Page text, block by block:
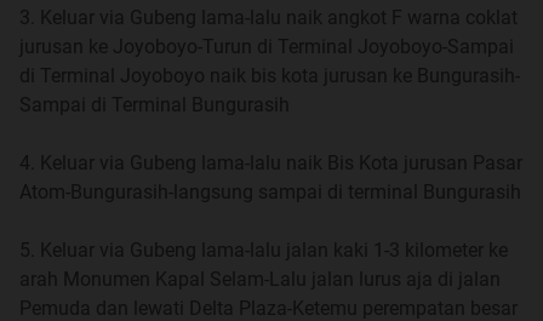
3. Keluar via Gubeng lama-lalu naik angkot F warna coklat
jurusan ke Joyoboyo-Turun di Terminal Joyoboyo-Sampai
di Terminal Joyoboyo naik bis kota jurusan ke Bungurasih-
Sampai di Terminal Bungurasih
4. Keluar via Gubeng lama-lalu naik Bis Kota jurusan Pasar
Atom-Bungurasih-langsung sampai di terminal Bungurasih
5. Keluar via Gubeng lama-lalu jalan kaki 1-3 kilometer ke
arah Monumen Kapal Selam-Lalu jalan lurus aja di jalan
Pemuda dan lewati Delta Plaza-Ketemu perempatan besar